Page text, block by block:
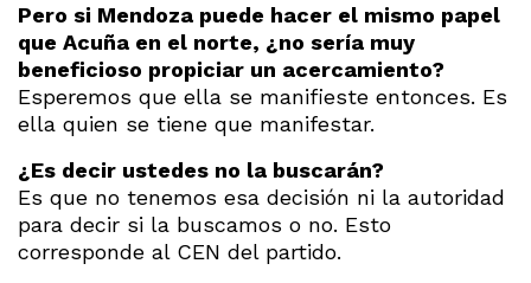
Pero si Mendoza puede hacer el mismo papel
que Acuña en el norte, ¿no sería muy
beneficioso propiciar un acercamiento?
Esperemos que ella se manifieste entonces. Es
ella quien se tiene que manifestar.
¿Es decir ustedes no la buscarán?
Es que no tenemos esa decisión ni la autoridad
para decir si la buscamos o no. Esto
corresponde al CEN del partido.